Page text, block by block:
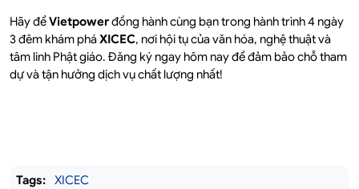
Hãy đểVietpowerđồng hành cùng bạn trong hành trình 4 ngày
3 đêm khám pháXICEC, nơi hội tụ của văn hóa, nghệ thuật và
tâm linh Phật giáo. Đăng ký ngay hôm nay để đảm bảo chỗ tham
dự và tận hưởng dịch vụ chất lượng nhất!
Tags: XICEC